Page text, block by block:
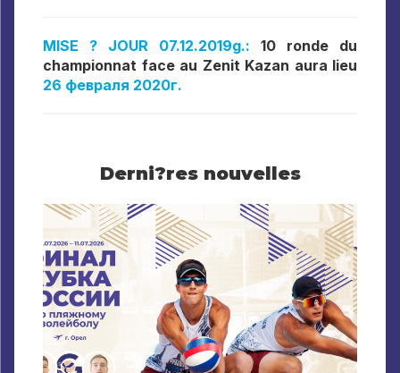
MISE ? JOUR 07.12.2019g.: 10 ronde du
championnat face au Zenit Kazan aura lieu
26 февраля 2020г.
Derni?res nouvelles